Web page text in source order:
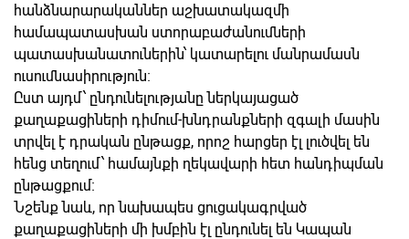
հանձնարարականներ աշխատակազմի
համապատասխան ստորաբաժանումների
պատասխանատուներին՝ կատարելու մանրամասն
ուսումնասիրություն։
Ըստ այդմ՝ ընդունելությանը ներկայացած
քաղաքացիների դիմում-խնդրանքների զգալի մասին
տրվել է դրական ընթացք, որոշ հարցեր էլ լուծվել են
հենց տեղում՝ համայնքի ղեկավարի հետ հանդիպման
ընթացքում։
Նշենք նաև, որ նախապես ցուցակագրված
քաղաքացիների մի խմբին էլ ընդունել են Կապան